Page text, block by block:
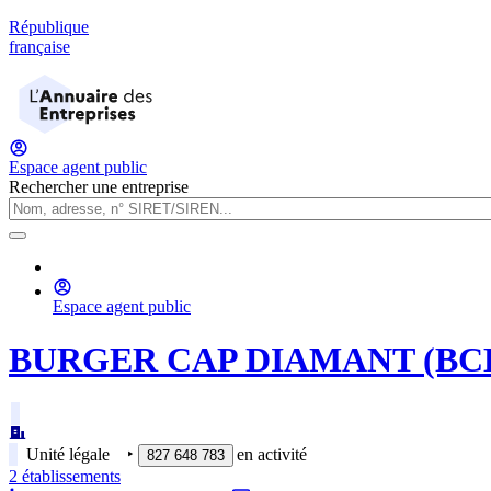
République
française
Espace agent public
Rechercher une entreprise
Espace agent public
BURGER CAP DIAMANT
Unité légale ‣ 827 648 783
en activité
2 établissements